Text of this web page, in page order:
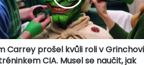
Carrey prošel kvůli roli v Grinchovi
CIA. Musel se naučit, jak